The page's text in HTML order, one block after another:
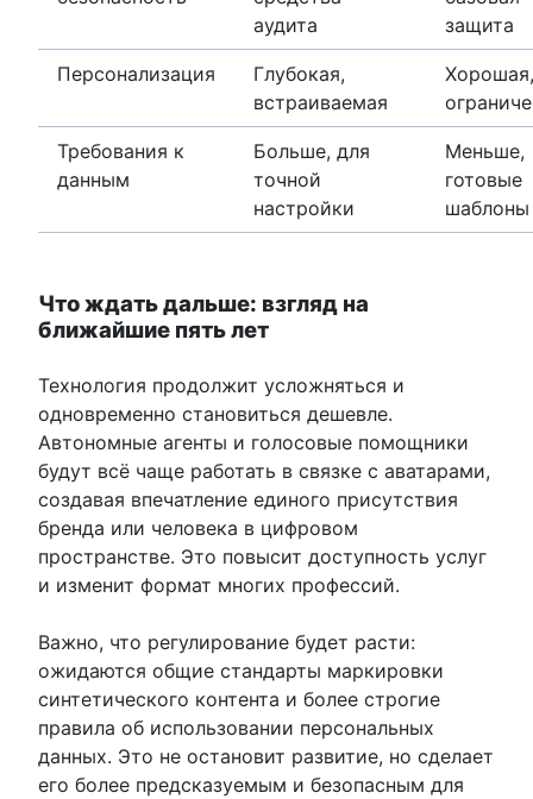
аудита
защита
Персонализация
Глубокая,
встраиваемая
Требования к
данным
Больше, для
точной
настройки
Меньше,
готовые
шаблоны
Что ждать дальше: взгляд на
ближайшие пять лет
Технология продолжит усложняться и
одновременно становиться дешевле.
Автономные агенты и голосовые помощники
будут всё чаще работать в связке с аватарами,
создавая впечатление единого присутствия
бренда или человека в цифровом
пространстве. Это повысит доступность услуг
и изменит формат многих профессий.
Важно, что регулирование будет расти:
ожидаются общие стандарты маркировки
синтетического контента и более строгие
правила об использовании персональных
данных. Это не остановит развитие, но сделает
его более предсказуемым и безопасным для